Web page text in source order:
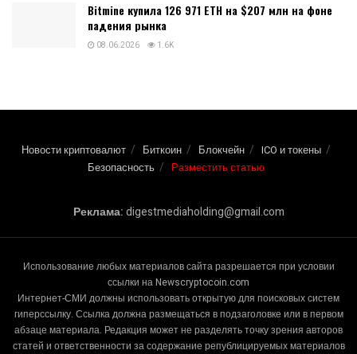
Bitmine купила 126 971 ETH на $207 млн на фоне
падения рынка
08.06.2026 1.6K
Новости криптовалют Биткоин Блокчейн
ICO и токены
Безопасность
Разместить статью
Реклама:digestmediaholding@gmail.com
Использование любых материалов сайта разрешается при условии
ссылки на Newscryptocoin.com
Интернет-СМИ должны использовать открытую для поисковых систем
гиперссылку. Ссылка должна размещаться в подзаголовке или в первом
абзаце материала. Редакция может не разделять точку зрения авторов
статей и ответственности за содержание републицируемых материалов